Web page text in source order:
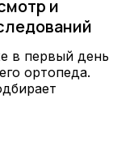
и
в первый день
ортопеда.